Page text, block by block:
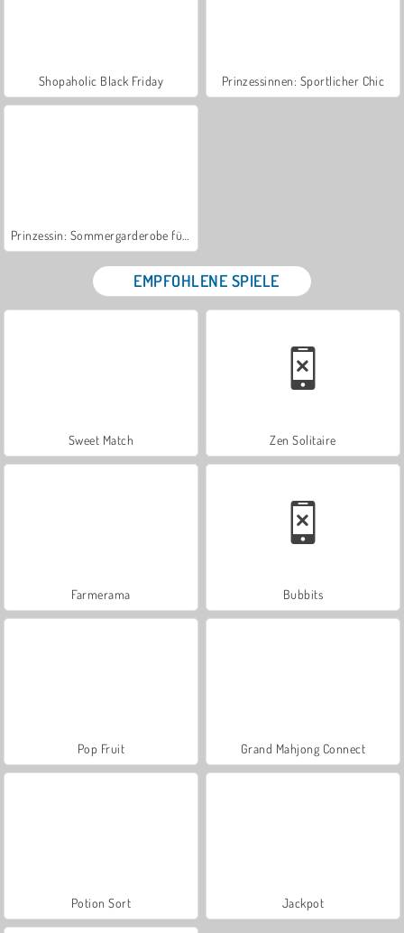
Shopaholic Black Friday Prinzessinnen: Sportlicher Chic
EMPFOHLENE SPIELE
Sweet Match Zen Solitaire
Farmerama Bubbits
Pop Fruit Grand Mahjong Connect
Potion Sort Jackpot